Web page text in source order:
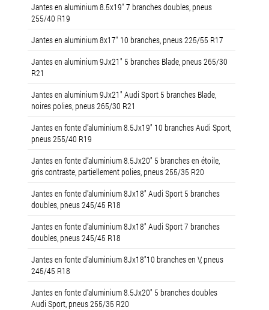
Jantes en aluminium 8.5x19" 7 branches doubles, pneus
255/40 R19
Jantes en aluminium 8x17" 10 branches, pneus 225/55 R17
Jantes en aluminium 9Jx21" 5 branches Blade, pneus 265/30
R21
Jantes en aluminium 9Jx21" Audi Sport 5 branches Blade,
noires polies, pneus 265/30 R21
Jantes en fonte d’aluminium 8.5Jx19" 10 branches Audi Sport,
pneus 255/40 R19
Jantes en fonte d’aluminium 8.5Jx20" 5 branches en étoile,
gris contraste, partiellement polies, pneus 255/35 R20
Jantes en fonte d’aluminium 8Jx18" Audi Sport 5 branches
doubles, pneus 245/45 R18
Jantes en fonte d’aluminium 8Jx18" Audi Sport 7 branches
doubles, pneus 245/45 R18
Jantes en fonte d’aluminium 8Jx18"10 branches en V, pneus
245/45 R18
Jantes en fonte d'aluminium 8.5Jx20" 5 branches doubles
Audi Sport, pneus 255/35 R20